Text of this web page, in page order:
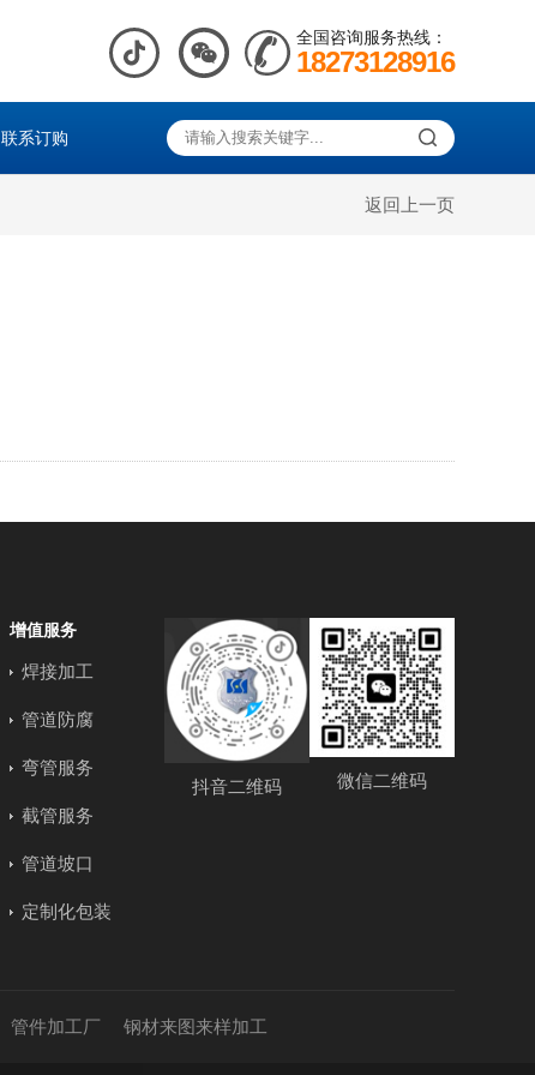
全国咨询服务热线：
18273128916
联系订购
返回上一页
增值服务
焊接加工
管道防腐
弯管服务
截管服务
管道坡口
定制化包装
抖音二维码 微信二维码
管件加工厂 钢材来图来样加工